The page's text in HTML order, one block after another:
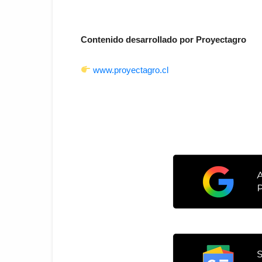
Contenido desarrollado por Proyectagro
www.proyectagro.cl